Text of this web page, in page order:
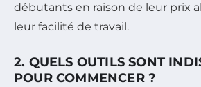
débutants en raison de leur prix
leur facilité de travail.
2. QUELS OUTILS SONT
POUR COMMENCER ?